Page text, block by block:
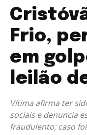
Frio,
em
leilão
Vítima afirma ter
sociais e denuncia
fraudulento; caso